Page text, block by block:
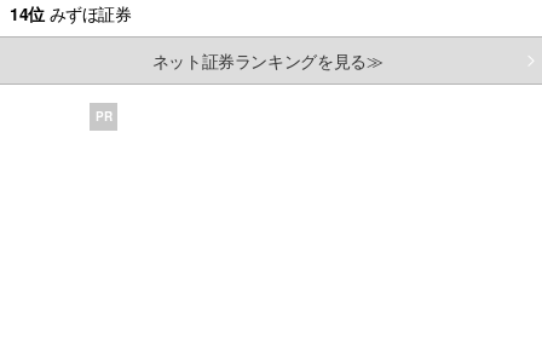
14位 みずほ証券
ネット証券ランキングを見る≫
PR